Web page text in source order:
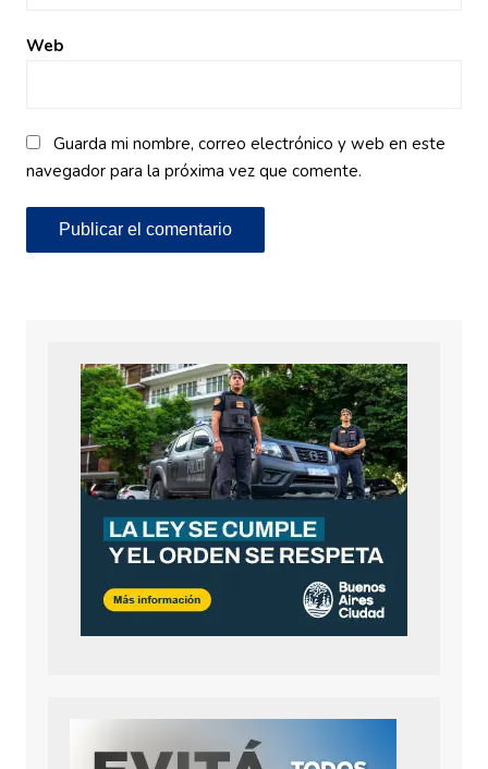
Web
Guarda mi nombre, correo electrónico y web en este
navegador para la próxima vez que comente.